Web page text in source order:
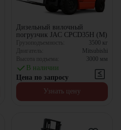
Дизельный вилочный
погрузчик JAC CPCD35H (M)
Грузоподъемность: 3500 кг
Двигатель:
Mitsubishi
Высота подъема:
3000 мм
В наличии
Цена по запросу
Узнать цену